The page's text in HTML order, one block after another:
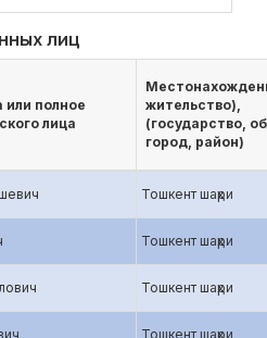
лиц
или полное
лица
жительство),
(государство,
город, район)
Тошкент шаҳри
Тошкент шаҳри
Тошкент шаҳри
Тошкент шаҳри